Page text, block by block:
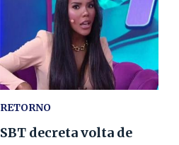
RETORNO
SBT decreta volta de